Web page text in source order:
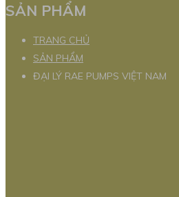
SẢN PHẨM
TRANG CHỦ
SẢN PHẨM
ĐẠI LÝ RAE PUMPS VIỆT NAM